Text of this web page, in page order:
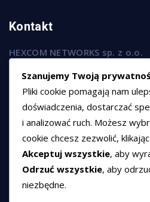
Kontakt
HEXCOM NETWORKS sp. z o.o.
ul. Marsz. Józefa Piłsudskiego
50-020 Wrocław
+48 789 594 102
sprzedaz@hexssl.pl
Dokumenty
Regulamin świadczenia usług
Szanujemy Twoją
Pliki cookie pomagają nam
doświadczenia, dostarczać
i analizować ruch. Możesz
cookie chcesz zezwolić, klikając
Akceptuj wszystkie, aby
Odrzuć wszystkie, aby
niezbędne.